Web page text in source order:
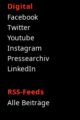
Digital
Facebook
Twitter
Youtube
Instagram
Pressearchiv
LinkedIn
RSS-Feeds
Alle Beiträge